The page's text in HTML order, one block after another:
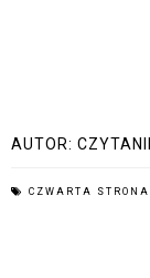
AUTOR:
CZWARTA STRONA